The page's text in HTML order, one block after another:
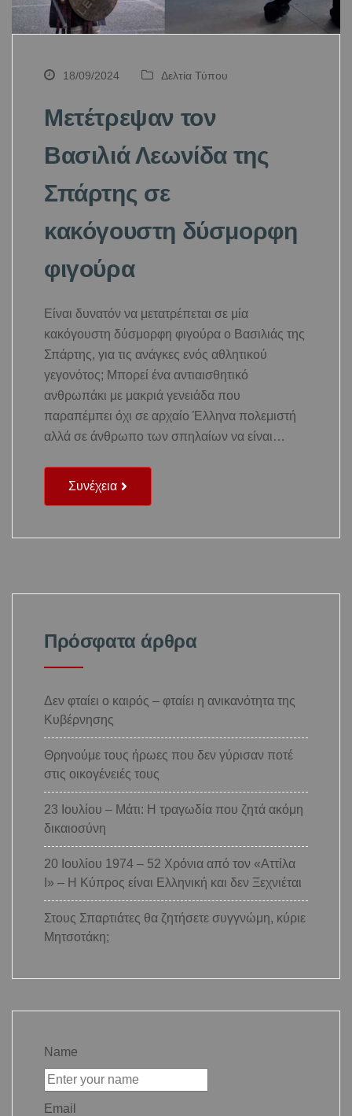
18/09/2024 Δελτία Τύπου
Μετέτρεψαν τον
Βασιλιά Λεωνίδα της
Σπάρτης σε
κακόγουστη δύσμορφη
φιγούρα
Είναι δυνατόν να μετατρέπεται σε μία
κακόγουστη δύσμορφη φιγούρα ο Βασιλιάς της
Σπάρτης, για τις ανάγκες ενός αθλητικού
γεγονότος; Μπορεί ένα αντιαισθητικό
ανθρωπάκι με μακριά γενειάδα που
παραπέμπει όχι σε αρχαίο Έλληνα πολεμιστή
αλλά σε άνθρωπο των σπηλαίων να είναι…
Συνέχεια
Πρόσφατα άρθρα
Δεν φταίει ο καιρός – φταίει η ανικανότητα της
Κυβέρνησης
Θρηνούμε τους ήρωες που δεν γύρισαν ποτέ
στις οικογένειές τους
23 Ιουλίου – Μάτι: Η τραγωδία που ζητά ακόμη
δικαιοσύνη
20 Ιουλίου 1974 – 52 Χρόνια από τον «Αττίλα
Ι» – Η Κύπρος είναι Ελληνική και δεν Ξεχνιέται
Στους Σπαρτιάτες θα ζητήσετε συγγνώμη, κύριε
Μητσοτάκη;
Name
Email